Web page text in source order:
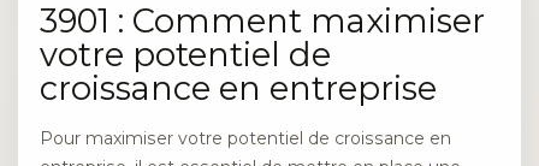
3901 : Comment maximiser
votre potentiel de
croissance en entreprise
Pour maximiser votre potentiel de croissance en